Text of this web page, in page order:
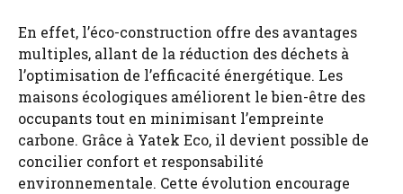
En effet, l’éco-construction offre des avantages
multiples, allant de la réduction des déchets à
l’optimisation de l’efficacité énergétique. Les
maisons écologiques améliorent le bien-être des
occupants tout en minimisant l’empreinte
carbone. Grâce à Yatek Eco, il devient possible de
concilier confort et responsabilité
environnementale. Cette évolution encourage